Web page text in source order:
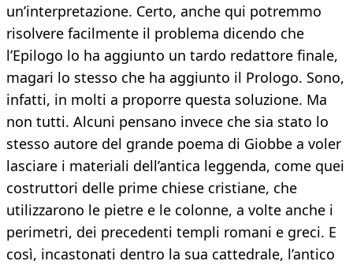
un’interpretazione. Certo, anche qui potremmo
risolvere facilmente il problema dicendo che
l’Epilogo lo ha aggiunto un tardo redattore finale,
magari lo stesso che ha aggiunto il Prologo. Sono,
infatti, in molti a proporre questa soluzione. Ma
non tutti. Alcuni pensano invece che sia stato lo
stesso autore del grande poema di Giobbe a voler
lasciare i materiali dell’antica leggenda, come quei
costruttori delle prime chiese cristiane, che
utilizzarono le pietre e le colonne, a volte anche i
perimetri, dei precedenti templi romani e greci. E
così, incastonati dentro la sua cattedrale, l’antico